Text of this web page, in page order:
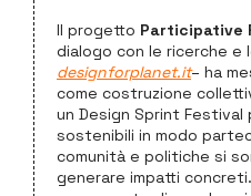
Il progetto Participative
dialogo con le ricerche e
designforplanet.it– ha
come costruzione
un Design Sprint Festival
sostenibili in modo
comunità e politiche si
generare impatti